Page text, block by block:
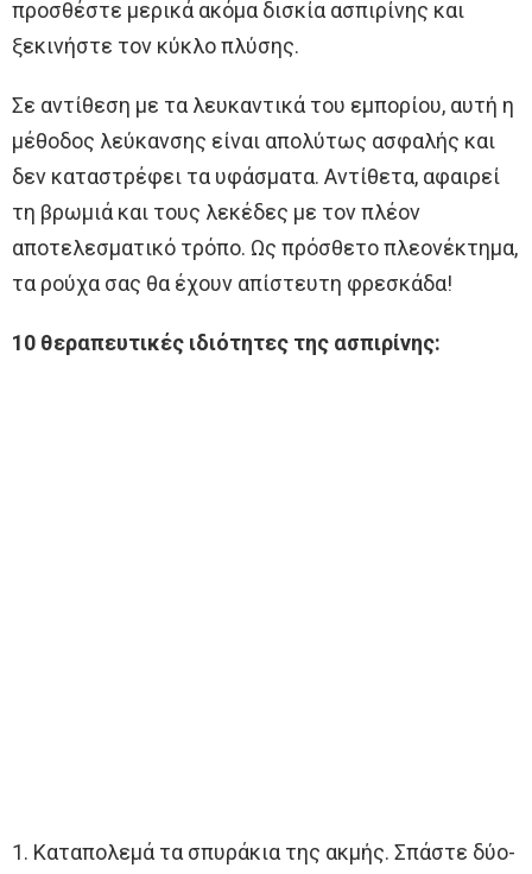
προσθέστε μερικά ακόμα δισκία ασπιρίνης και
ξεκινήστε τον κύκλο πλύσης.
Σε αντίθεση με τα λευκαντικά του εμπορίου, αυτή η
μέθοδος λεύκανσης είναι απολύτως ασφαλής και
δεν καταστρέφει τα υφάσματα. Αντίθετα, αφαιρεί
τη βρωμιά και τους λεκέδες με τον πλέον
αποτελεσματικό τρόπο. Ως πρόσθετο πλεονέκτημα,
τα ρούχα σας θα έχουν απίστευτη φρεσκάδα!
10 θεραπευτικές ιδιότητες της ασπιρίνης:
1. Καταπολεμά τα σπυράκια της ακμής. Σπάστε δύο-